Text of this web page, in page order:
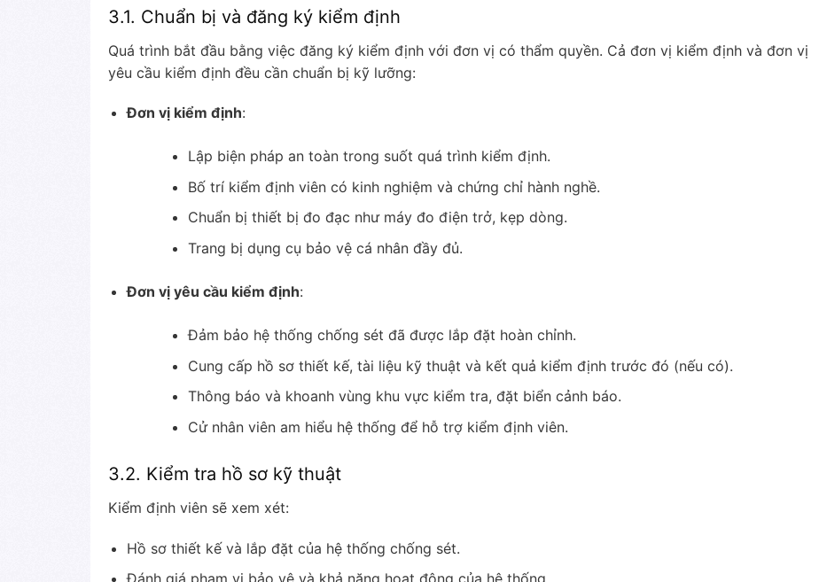
3.1. Chuẩn bị và đăng ký kiểm định
Quá trình bắt đầu bằng việc đăng ký kiểm định với đơn vị có thẩm quyền. Cả đơn vị kiểm định và đơn vị
yêu cầu kiểm định đều cần chuẩn bị kỹ lưỡng:
Đơn vị kiểm định:
Lập biện pháp an toàn trong suốt quá trình kiểm định.
Bố trí kiểm định viên có kinh nghiệm và chứng chỉ hành nghề.
Chuẩn bị thiết bị đo đạc như máy đo điện trở, kẹp dòng.
Trang bị dụng cụ bảo vệ cá nhân đầy đủ.
Đơn vị yêu cầu kiểm định:
Đảm bảo hệ thống chống sét đã được lắp đặt hoàn chỉnh.
Cung cấp hồ sơ thiết kế, tài liệu kỹ thuật và kết quả kiểm định trước đó (nếu có).
Thông báo và khoanh vùng khu vực kiểm tra, đặt biển cảnh báo.
Cử nhân viên am hiểu hệ thống để hỗ trợ kiểm định viên.
3.2. Kiểm tra hồ sơ kỹ thuật
Kiểm định viên sẽ xem xét:
Hồ sơ thiết kế và lắp đặt của hệ thống chống sét.